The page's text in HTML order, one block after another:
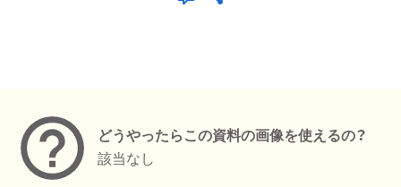
どうやったらこの資料の画像を使えるの？
該当なし